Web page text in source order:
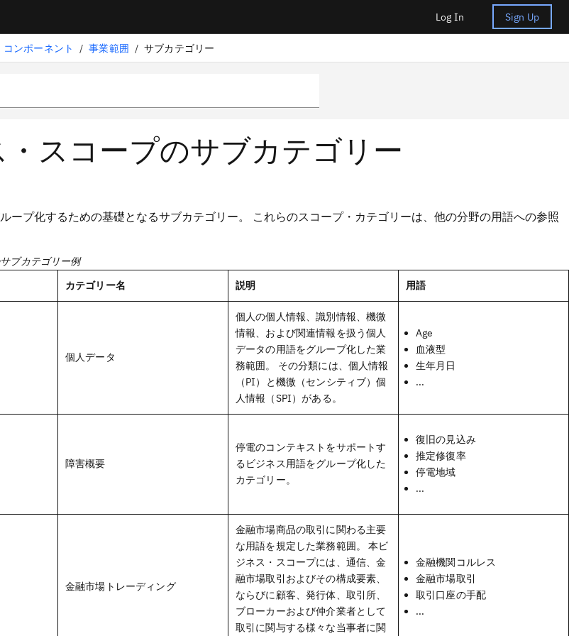
Log In Sign Up
コンポーネント / 事業範囲 / サブカテゴリー
・スコープのサブカテゴリー
ープ化するための基礎となるサブカテゴリー。 これらのスコープ・カテゴリーは、他の分野の用語への参照
ブカテゴリー例
カテゴリー名 説明 用語
個人データ
個人の個人情報、識別情報、機微
情報、および関連情報を扱う個人
データの用語をグループ化した業
務範囲。 その分類には、個人情報
（PI）と機微（センシティブ）個
人情報（SPI）がある。
Age
血液型
生年月日
...
障害概要
停電のコンテキストをサポートす
るビジネス用語をグループ化した
カテゴリー。
復旧の見込み
推定修復率
停電地域
...
金融市場トレーディング
金融市場商品の取引に関わる主要
な用語を規定した業務範囲。 本ビ
ジネス・スコープには、通信、金
融市場取引およびその構成要素、
ならびに顧客、発行体、取引所、
ブローカーおよび仲介業者として
取引に関与する様々な当事者に関
金融機関コルレス
金融市場取引
取引口座の手配
...